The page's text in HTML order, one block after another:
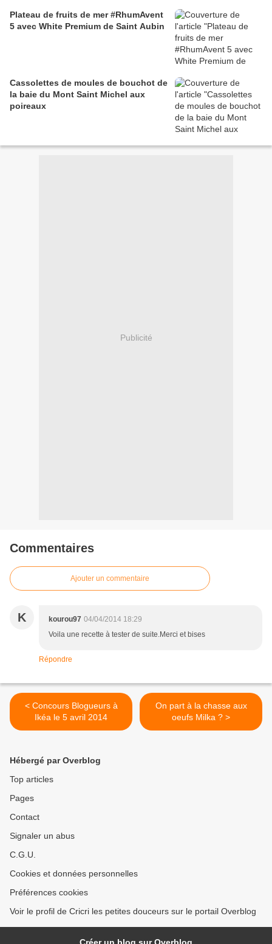
Plateau de fruits de mer #RhumAvent
5 avec White Premium de Saint Aubin
Cassolettes de moules de bouchot de
la baie du Mont Saint Michel aux
poireaux
Publicité
Commentaires
Ajouter un commentaire
K kourou97 04/04/2014 18:29
Voila une recette à tester de suite.Merci et bises
Répondre
< Concours Blogueurs à
Ikéa le 5 avril 2014
On part à la chasse aux
oeufs Milka ? >
Hébergé par Overblog
Top articles
Pages
Contact
Signaler un abus
C.G.U.
Cookies et données personnelles
Préférences cookies
Voir le profil de Cricri les petites douceurs sur le portail Overblog